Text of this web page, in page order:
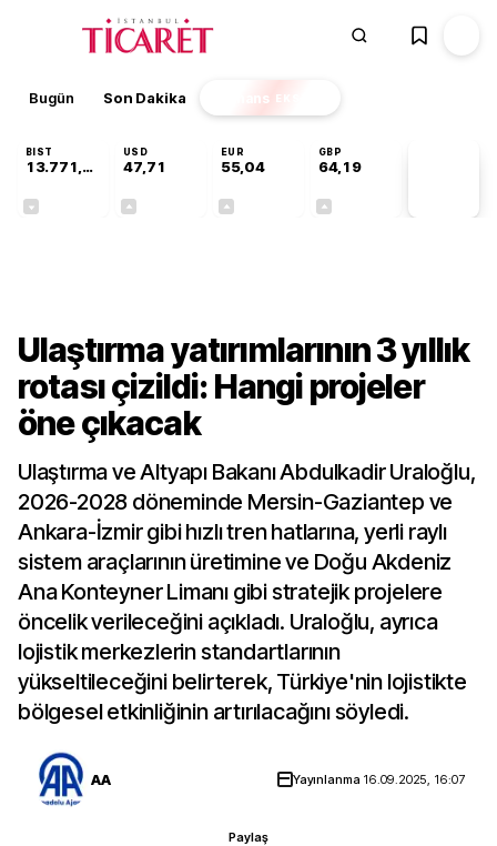
Bugün Son Dakika Finans EKSTRA
BIST
13.771,52
USD
47,71
EUR
55,04
GBP
64,19
Ulaştırma yatırımlarının 3 yıllık
rotası çizildi: Hangi projeler
öne çıkacak
Ulaştırma ve Altyapı Bakanı Abdulkadir Uraloğlu,
2026-2028 döneminde Mersin-Gaziantep ve
Ankara-İzmir gibi hızlı tren hatlarına, yerli raylı
sistem araçlarının üretimine ve Doğu Akdeniz
Ana Konteyner Limanı gibi stratejik projelere
öncelik verileceğini açıkladı. Uraloğlu, ayrıca
lojistik merkezlerin standartlarının
yükseltileceğini belirterek, Türkiye'nin lojistikte
bölgesel etkinliğinin artırılacağını söyledi.
AA Yayınlanma 16.09.2025, 16:07
Paylaş